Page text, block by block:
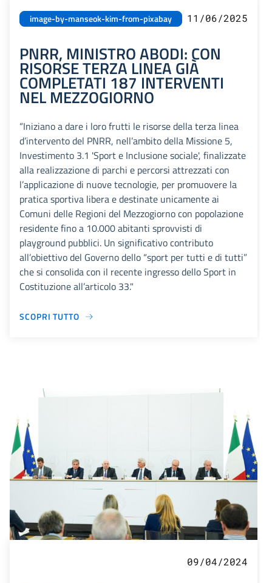
image-by-manseok-kim-from-pixabay 11/06/2025
PNRR, MINISTRO ABODI: CON
RISORSE TERZA LINEA GIÀ
COMPLETATI 187 INTERVENTI
NEL MEZZOGIORNO
“Iniziano a dare i loro frutti le risorse della terza linea
d’intervento del PNRR, nell’ambito della Missione 5,
Investimento 3.1 'Sport e Inclusione sociale', finalizzate
alla realizzazione di parchi e percorsi attrezzati con
l’applicazione di nuove tecnologie, per promuovere la
pratica sportiva libera e destinate unicamente ai
Comuni delle Regioni del Mezzogiorno con popolazione
residente fino a 10.000 abitanti sprovvisti di
playground pubblici. Un significativo contributo
all’obiettivo del Governo dello “sport per tutti e di tutti”
che si consolida con il recente ingresso dello Sport in
Costituzione all’articolo 33."
SCOPRI TUTTO
09/04/2024